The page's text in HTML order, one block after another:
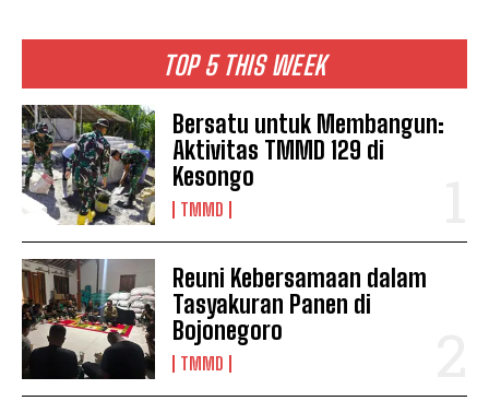
TOP 5 THIS WEEK
Bersatu untuk Membangun:
Aktivitas TMMD 129 di
Kesongo
TMMD
Reuni Kebersamaan dalam
Tasyakuran Panen di
Bojonegoro
TMMD